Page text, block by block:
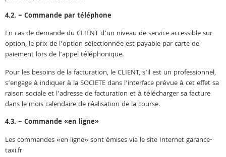
4.2. – Commande par téléphone
En cas de demande du CLIENT d’un niveau de service accessible sur
option, le prix de l’option sélectionnée est payable par carte de
paiement lors de l’appel téléphonique.
Pour les besoins de la facturation, le CLIENT, s’il est un professionnel,
s’engage à indiquer à la SOCIETE dans l’interface prévue à cet effet sa
raison sociale et l’adresse de facturation et à télécharger sa facture
dans le mois calendaire de réalisation de la course.
4.3. – Commande «en ligne»
Les commandes «en ligne» sont émises via le site Internet garance-
taxi.fr